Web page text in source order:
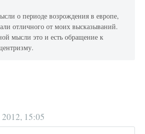
о периоде возрождения в европе,
отличного от моих высказываний.
мысли это и есть обращение к
2012, 15:05